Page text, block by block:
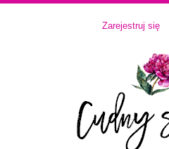
Zarejestruj się